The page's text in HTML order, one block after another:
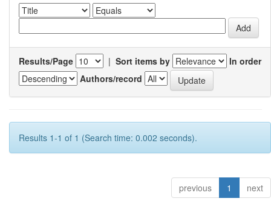
Results/Page | Sort items by
In order
Authors/record
Results 1-1 of 1 (Search time: 0.002 seconds).
previous 1 next